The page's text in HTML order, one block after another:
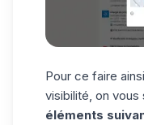
Pour ce faire
visibilité, on
éléments